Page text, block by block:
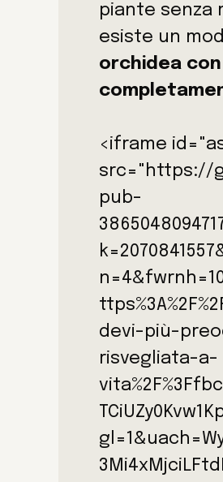
piante senza
esiste un
orchidea
<iframe
src="https://
pub-
devi-più-
risvegliata-a-